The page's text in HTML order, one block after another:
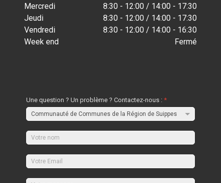
Mercredi
8:30 - 12:00 / 14:00 - 17:30
Jeudi
8:30 - 12:00 / 14:00 - 17:30
Vendredi
8:30 - 12:00 / 14:00 - 16:30
Week end
Fermé
Une question ? Un problème ? Contactez-nous :*